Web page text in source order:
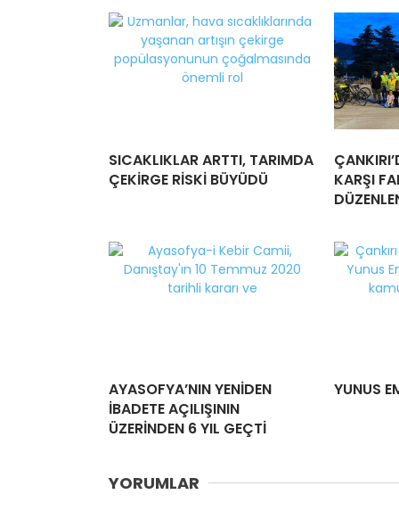
SICAKLIKLAR ARTTI, TARIMDA
ÇEKİRGE RİSKİ BÜYÜDÜ
KARŞI
AYASOFYA’NIN YENİDEN
İBADETE AÇILIŞININ
ÜZERİNDEN 6 YIL GEÇTİ
YUNUS
YORUMLAR